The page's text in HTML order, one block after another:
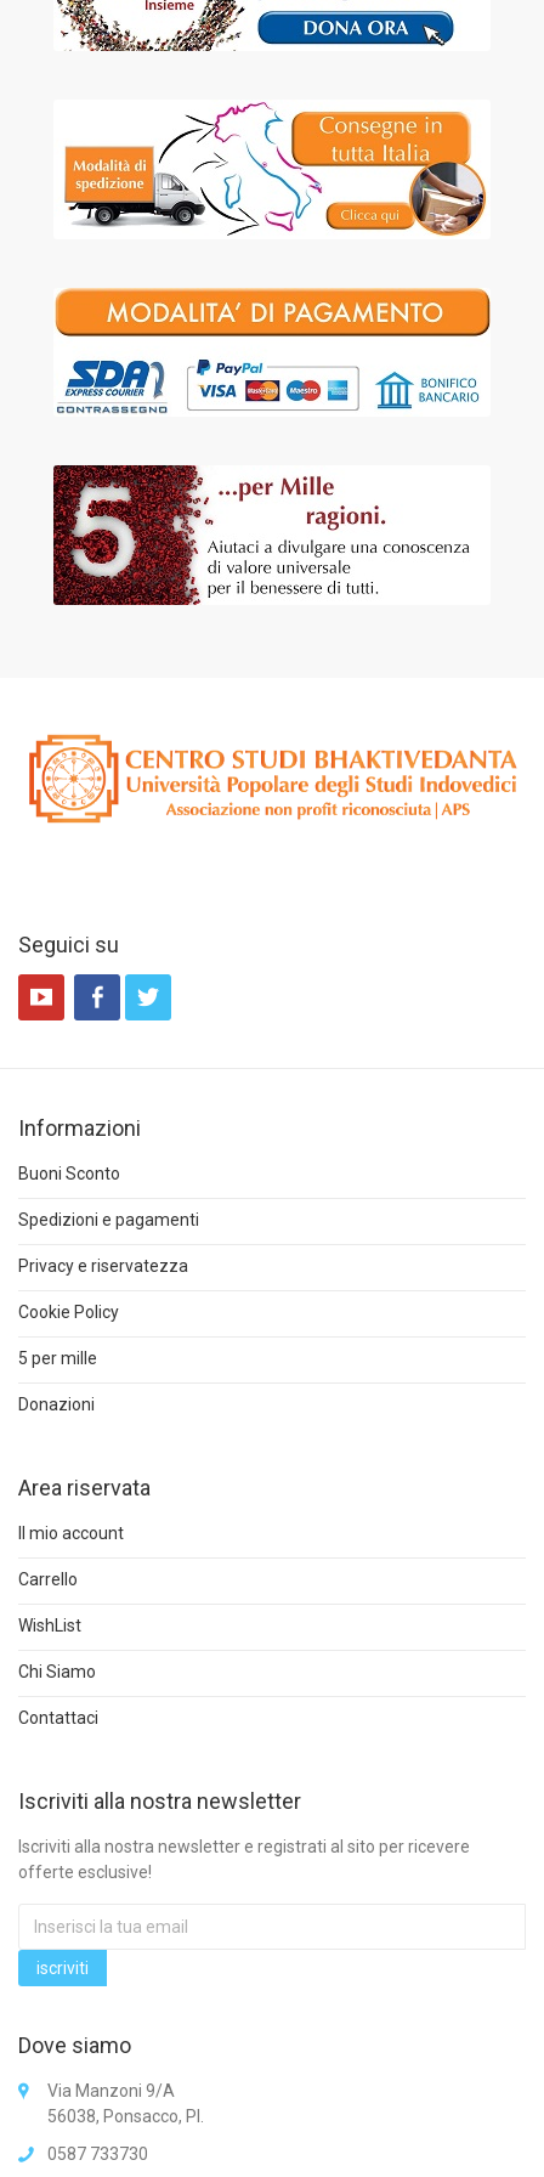
Seguici su
Informazioni
Buoni Sconto
Spedizioni e pagamenti
Privacy e riservatezza
Cookie Policy
5 per mille
Donazioni
Area riservata
Il mio account
Carrello
WishList
Chi Siamo
Contattaci
Iscriviti alla nostra newsletter
Iscriviti alla nostra newsletter e registrati al sito per ricevere
offerte esclusive!
Dove siamo
Via Manzoni 9/A
56038, Ponsacco, PI.
0587 733730